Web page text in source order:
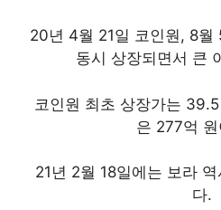
20년 4월 21일 코인원, 8월
동시 상장되면서 큰
코인원 최초 상장가는
은 277억
21년 2월 18일에는 보라
다.